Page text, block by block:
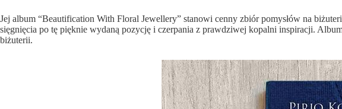
Jej album “Beautification With Floral Jewellery” stanowi cenny zbiór pomysłów na
sięgnięcia po tę pięknie wydaną pozycję i czerpania z prawdziwej kopalni inspiracji.
biżuterii.